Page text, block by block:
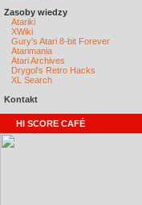
Zasoby wiedzy
Atariki
XWiki
Gury's Atari 8-bit Forever
Atarimania
Atari Archives
Drygol's Retro Hacks
XL Search
Kontakt
HI SCORE CAFÉ